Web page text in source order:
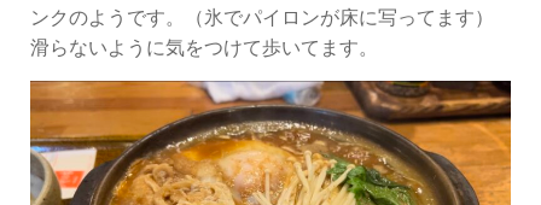
ンクのようです。（氷でパイロンが床に写ってます）
滑らないように気をつけて歩いてます。